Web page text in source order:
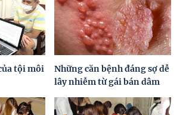
tội môi
Những căn bệnh đáng sợ dễ
lây nhiễm từ gái bán dâm